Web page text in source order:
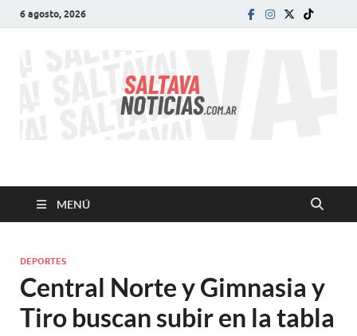
6 agosto, 2026
SALTA VA!
MENÚ
DEPORTES
Central Norte y Gimnasia y
Tiro buscan subir en la tabla